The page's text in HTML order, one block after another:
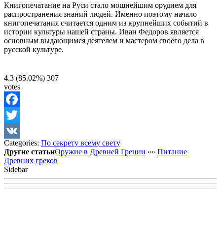
Книгопечатание на Руси стало мощнейшим орудием для
распространения знаний людей. Именно поэтому начало
книгопечатания считается одним из крупнейших событий в
истории культуры нашей страны. Иван Федоров является
основным выдающимся деятелем и мастером своего дела в
русской культуре.
4.3 (85.02%) 307
votes
Facebook
Twitter
VK
Categories: По секрету всему свету
Другие статьиОружие в Древней Греции «» Питание
Древних греков
Sidebar